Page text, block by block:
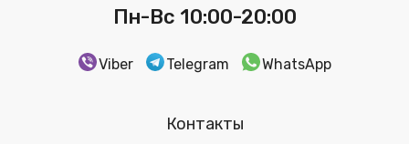
Пн-Вс 10:00-20:00
Viber Telegram WhatsApp
Контакты